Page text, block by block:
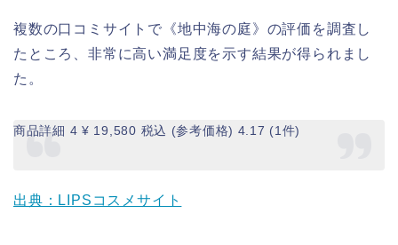
複数の口コミサイトで《地中海の庭》の評価を調査し
たところ、非常に高い満足度を示す結果が得られまし
た。
商品詳細 4 ¥ 19,580 税込 (参考価格) 4.17 (1件)
出典：LIPSコスメサイト